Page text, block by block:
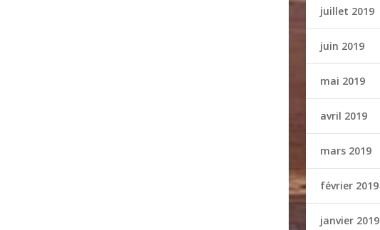
juillet 2019
juin 2019
mai 2019
avril 2019
mars 2019
février 2019
janvier 2019